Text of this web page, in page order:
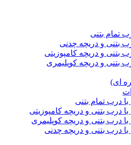
تمام بتنی
بتنی و دریچه چدنی
بتنی و دریچه کامپوزیتی
بتنی و دریچه کوپلیمری
ای)
درب تمام بتنی
درب بتنی و دریچه کامپوزیتی
درب بتنی و دریچه کوپلیمری
با درب بتنی و دریچه چدنی